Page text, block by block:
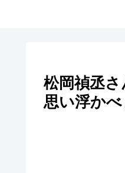
松岡禎丞
思い浮か